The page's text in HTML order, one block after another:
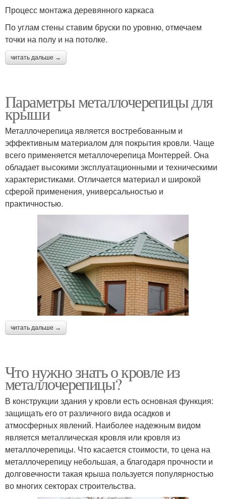
Процесс монтажа деревянного каркаса
По углам стены ставим бруски по уровню, отмечаем
точки на полу и на потолке.
читать дальше →
Параметры металлочерепицы для
крыши
Металлочерепица является востребованным и
эффективным материалом для покрытия кровли. Чаще
всего применяется металлочерепица Монтеррей. Она
обладает высокими эксплуатационными и техническими
характеристиками. Отличается материал и широкой
сферой применения, универсальностью и
практичностью.
читать дальше →
Что нужно знать о кровле из
металлочерепицы?
В конструкции здания у кровли есть основная функция:
защищать его от различного вида осадков и
атмосферных явлений. Наиболее надежным видом
является металлическая кровля или кровля из
металлочерепицы. Что касается стоимости, то цена на
металлочерепицу небольшая, а благодаря прочности и
долговечности такая крыша пользуется популярностью
во многих секторах строительства.